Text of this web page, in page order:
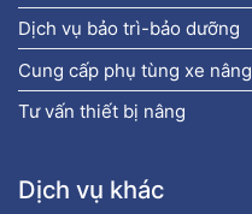
Dịch vụ bảo trì-bảo dưỡng
Cung cấp phụ tùng xe nâng
Tư vấn thiết bị nâng
Dịch vụ khác